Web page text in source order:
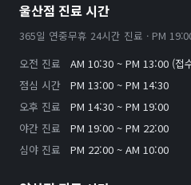
울산점 진료 시간
365일 연중무휴 24시간 진료 · PM
오전 진료
AM 10:30 ~ PM 13:00 (접
점심 시간
PM 13:00 ~ PM 14:30
오후 진료
PM 14:30 ~ PM 19:00
야간 진료
PM 19:00 ~ PM 22:00
심야 진료
PM 22:00 ~ AM 10:00